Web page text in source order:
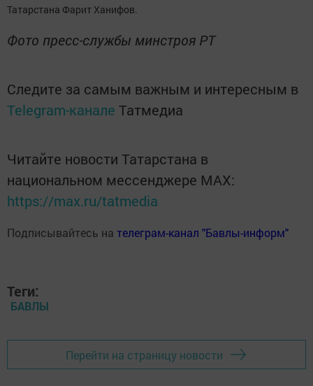
Татарстана Фарит Ханифов.
Фото пресс-службы минстроя РТ
Следите за самым важным и интересным в
Telegram-канале Татмедиа
Читайте новости Татарстана в
национальном мессенджере MАХ:
https://max.ru/tatmedia
Подписывайтесь на телеграм-канал "Бавлы-информ"
Теги:
БАВЛЫ
Перейти на страницу новости